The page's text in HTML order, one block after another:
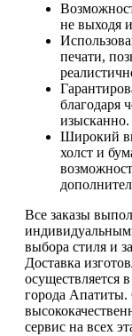
не выходя
печати,
благодаря
изысканно.
Широкий
холст и
Все заказы
выбора стиля и
Доставка
осуществляется
города Апатиты.
сервис на всех